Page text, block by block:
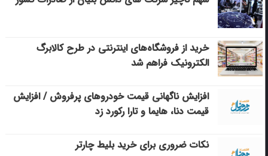
خرید از فروشگاه‌های اینترنتی در طرح کالابرگ
الکترونیک فراهم شد
افزایش ناگهانی قیمت خودروهای پرفروش / افزایش
قیمت دنا، هایما و تارا رکورد زد
نکات ضروری برای خرید بلیط چارتر